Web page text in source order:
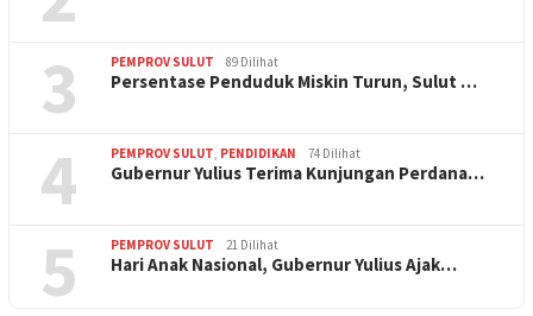
3 PEMPROV SULUT 89 Dilihat
Persentase Penduduk Miskin Turun, Sulut …
4 PEMPROV SULUT, PENDIDIKAN 74 Dilihat
Gubernur Yulius Terima Kunjungan Perdana…
5 PEMPROV SULUT 21 Dilihat
Hari Anak Nasional, Gubernur Yulius Ajak…